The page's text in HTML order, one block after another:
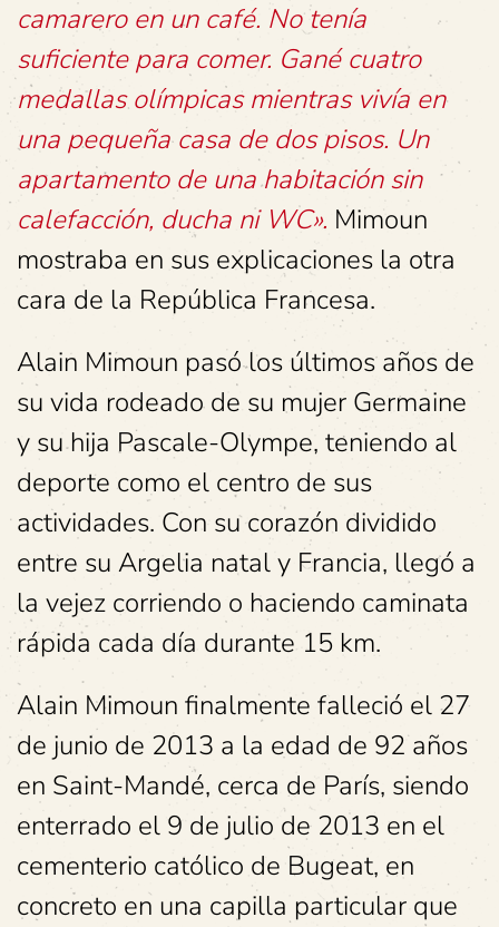
camarero en un café. No tenía
suficiente para comer. Gané cuatro
medallas olímpicas mientras vivía en
una pequeña casa de dos pisos. Un
apartamento de una habitación sin
calefacción, ducha ni WC». Mimoun
mostraba en sus explicaciones la otra
cara de la República Francesa.
Alain Mimoun pasó los últimos años de
su vida rodeado de su mujer Germaine
y su hija Pascale-Olympe, teniendo al
deporte como el centro de sus
actividades. Con su corazón dividido
entre su Argelia natal y Francia, llegó a
la vejez corriendo o haciendo caminata
rápida cada día durante 15 km.
Alain Mimoun finalmente falleció el 27
de junio de 2013 a la edad de 92 años
en Saint-Mandé, cerca de París, siendo
enterrado el 9 de julio de 2013 en el
cementerio católico de Bugeat, en
concreto en una capilla particular que